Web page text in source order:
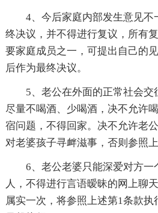
4、今后家庭内部发生意见不
终决议，并不得进行复议，所有
要家庭成员之一，可提出自己的
后作为最终决议。
5、老公在外面的正常社会交
尽量不喝酒、少喝酒，决不允许
宿问题，不得回家。决不允许老
对老婆孩子寻衅滋事，否则参照
6、老公老婆只能深爱对方一
人，不得进行言语暧昧的网上聊
属实一次，将参照上述第1条款执